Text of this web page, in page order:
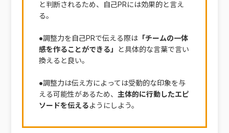
と判断されるため、自己PRには効果的と言え
る。
●調整力を自己PRで伝える際は「チームの一体
感を作ることができる」
と具体的な言葉で言い
換えると良い。
●調整力は伝え方によっては受動的な印象を与
える可能性があるため、 主体的に行動したエピ
ソードを伝えるようにしよう。